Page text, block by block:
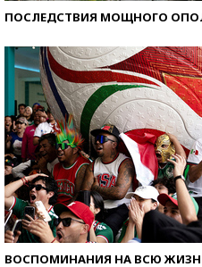
ПОСЛЕДСТВИЯ МОЩНОГО
ВОСПОМИНАНИЯ НА ВСЮ